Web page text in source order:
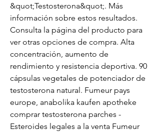
&quot;Testosterona&quot;. Más
información sobre estos resultados.
Consulta la página del producto para
ver otras opciones de compra. Alta
concentración, aumento de
rendimiento y resistencia deportiva. 90
cápsulas vegetales de potenciador de
testosterona natural. Fumeur pays
europe, anabolika kaufen apotheke
comprar testosterona parches -
Esteroides legales a la venta Fumeur